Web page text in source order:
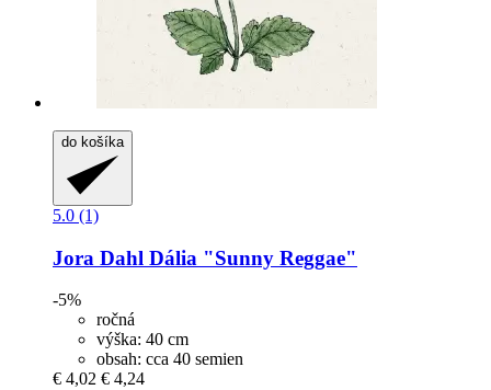
do košíka
5.0 (1)
Jora Dahl Dália "Sunny Reggae"
-5%
ročná
výška: 40 cm
obsah: cca 40 semien
€ 4,02 € 4,24